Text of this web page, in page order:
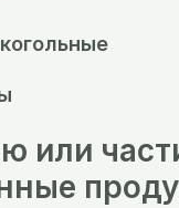
или